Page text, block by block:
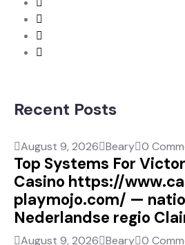
Recent Posts
August 9, 2026 Beary 0
Top Systems For
Casino https://
playmojo.com/ —
Nederlandse regio
August 9, 2026 Beary 0